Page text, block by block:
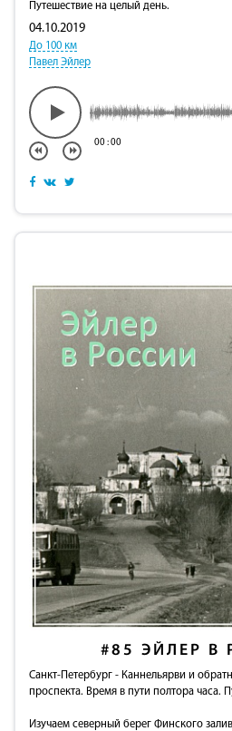
Путешествие на целый день.
04.10.2019
До 100 км
Павел Эйлер
00:00
#85 ЭЙЛЕР В
Санкт-Петербург - Каннельярви и
проспекта. Время в пути полтора часа.
Изучаем северный берег Финского